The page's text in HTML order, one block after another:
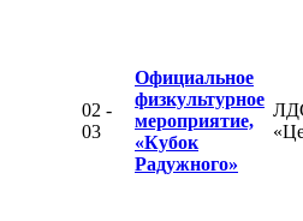
02 -
03
Официальное
физкультурное
мероприятие,
«Кубок
Радужного»